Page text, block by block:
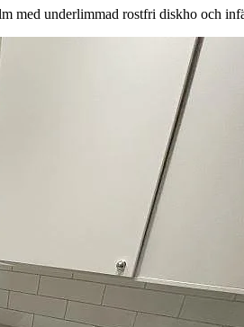
med underlimmad rostfri diskho och